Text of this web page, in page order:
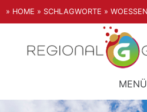
» HOME » SCHLAGWORTE »
MENÜ